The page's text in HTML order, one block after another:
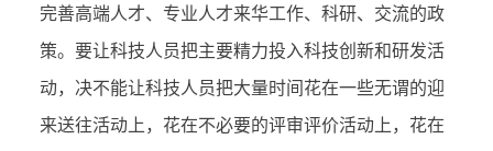
完善高端人才、专业人才来华工作、科研、交流的政
策。要让科技人员把主要精力投入科技创新和研发活
动，决不能让科技人员把大量时间花在一些无谓的迎
来送往活动上，花在不必要的评审评价活动上，花在